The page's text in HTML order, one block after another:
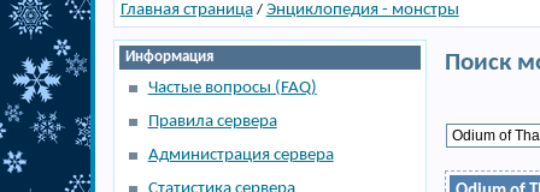
Главная страница/ Энциклопедия - монстры
Информация
Частые вопросы (FAQ)
Правила сервера
Администрация сервера
Поиск